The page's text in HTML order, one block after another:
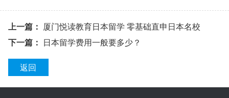
上一篇： 厦门悦读教育日本留学 零基础直申日本名校
下一篇： 日本留学费用一般要多少？
返回